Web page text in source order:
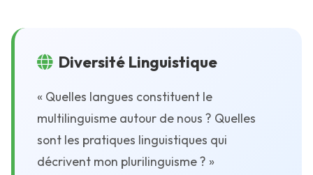
Diversité Linguistique
« Quelles langues constituent le
multilinguisme autour de nous ? Quelles
sont les pratiques linguistiques qui
décrivent mon plurilinguisme ? »